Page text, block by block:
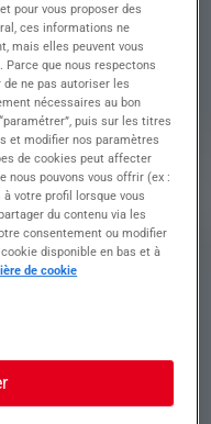
enrobée
métalliques
électroportatifs :
etc.
et la mise
serrurerie
pour vous proposer des
ces informations ne
mais elles peuvent vous
que nous respectons
de ne pas autoriser les
nécessaires au bon
puis sur les titres
et modifier nos paramètres
de cookies peut affecter
nous pouvons vous offrir (ex :
votre profil lorsque vous
du contenu via les
consentement ou modifier
disponible en bas et à
de cookie